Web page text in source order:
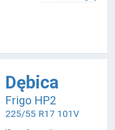
Dębica
Frigo HP2
225/55 R17 101V